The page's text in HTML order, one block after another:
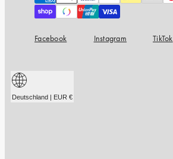
Facebook Instagram TikTok
Deutschland | EUR €